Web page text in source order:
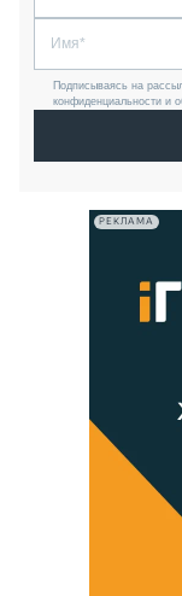
Подписываясь на
конфиденциальности и
РЕКЛАМА